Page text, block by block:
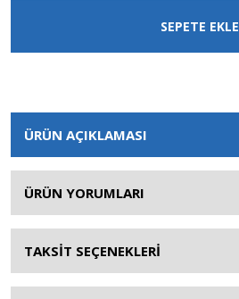
SEPETE EKLE
ÜRÜN AÇIKLAMASI
ÜRÜN YORUMLARI
TAKSİT SEÇENEKLERİ